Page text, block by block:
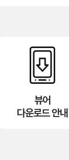
뷰어
다운로드 안내